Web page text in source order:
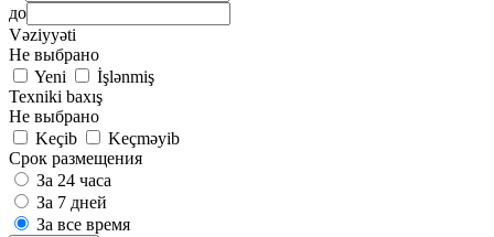
до
Vəziyyəti
Не выбрано
Yeni
İşlənmiş
Texniki baxış
Не выбрано
Keçib
Keçməyib
Срок размещения
За 24 часа
За 7 дней
За все время